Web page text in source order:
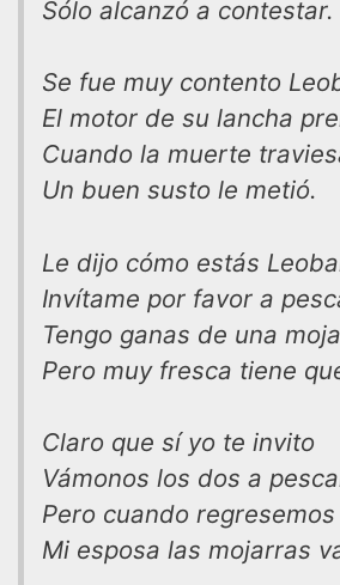
Sólo alcanzó a contestar.
Se fue muy contento
El motor de su lancha
Cuando la muerte
Un buen susto le metió.
Le dijo cómo estás
Invítame por favor a
Tengo ganas de una
Pero muy fresca tiene
Claro que sí yo te invito
Vámonos los dos a
Pero cuando
Mi esposa las mojarras